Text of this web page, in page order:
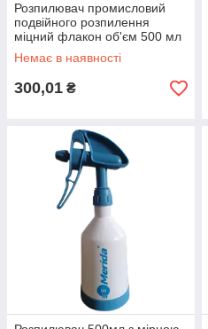
Розпилювач промисловий
подвійного розпилення
міцний флакон об'єм 500 мл
жовтий Kwazar
Немає в наявності
300,01 ₴